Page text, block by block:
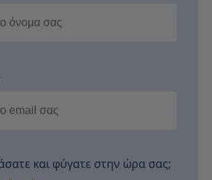
και φύγατε στην ώρα σας;